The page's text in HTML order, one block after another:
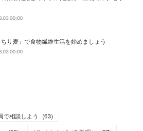
00:00
ちり麦」で食物繊維生活を始めましょう
00:00
で相談しよう (63)